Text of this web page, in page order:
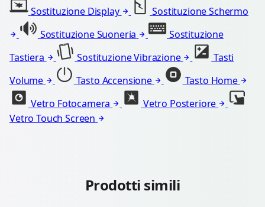
Sostituzione Display
Sostituzione Schermo
Sostituzione Suoneria
Sostituzione
Tastiera
Sostituzione Vibrazione
Tasti
Volume
Tasto Accensione
Tasto Home
Vetro Fotocamera
Vetro Posteriore
Vetro Touch Screen
Prodotti simili